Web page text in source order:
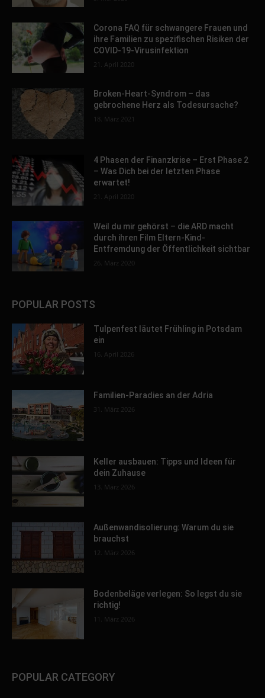
Corona FAQ für schwangere Frauen und
ihre Familien zu spezifischen Risiken der
COVID-19-Virusinfektion
21. April 2020
Broken-Heart-Syndrom – das
gebrochene Herz als Todesursache?
18. März 2021
4 Phasen der Finanzkrise – Erst Phase 2
– Was Dich bei der letzten Phase
erwartet!
21. April 2020
Weil du mir gehörst – die ARD macht
durch ihren Film Eltern-Kind-
Entfremdung der Öffentlichkeit sichtbar
26. März 2020
POPULAR POSTS
Tulpenfest läutet Frühling in Potsdam
ein
16. April 2026
Familien-Paradies an der Adria
31. März 2026
Keller ausbauen: Tipps und Ideen für
dein Zuhause
13. März 2026
Außenwandisolierung: Warum du sie
brauchst
12. März 2026
Bodenbeläge verlegen: So legst du sie
richtig!
11. März 2026
POPULAR CATEGORY